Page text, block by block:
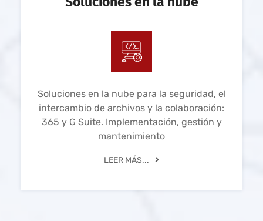
Soluciones en la nube para la seguridad, el
intercambio de archivos y la colaboración:
365 y G Suite. Implementación, gestión y
mantenimiento
LEER MÁS...